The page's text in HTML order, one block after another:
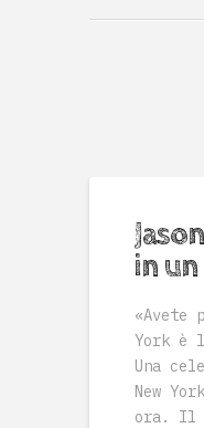
in
«Avete
York è
Una
New
ora. Il